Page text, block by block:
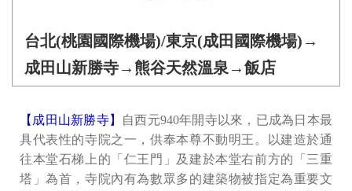
台北(桃園國際機場)/東京(成田國際機場)→
成田山新勝寺→熊谷天然溫泉→飯店
【成田山新勝寺】
自西元940年開寺以來，已成為日本最
具代表性的寺院之一，供奉本尊不動明王。以建造於通
往本堂石梯上的「仁王門」及建於本堂右前方的「三重
塔」為首，寺院內有為數眾多的建築物被指定為重要文